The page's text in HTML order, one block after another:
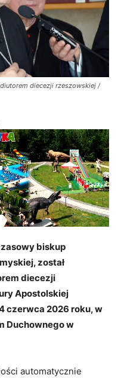
diecezji rzeszowskiej /
biskup
został
diecezji
Apostolskiej
czerwca 2026 roku, w
Duchownego w
automatycznie